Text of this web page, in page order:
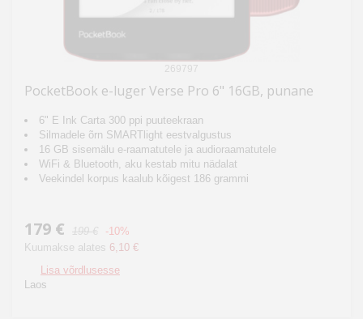
269797
PocketBook e-luger Verse Pro 6" 16GB, punane
6" E Ink Carta 300 ppi puuteekraan
Silmadele õrn SMARTlight eestvalgustus
16 GB sisemälu e-raamatutele ja audioraamatutele
WiFi & Bluetooth, aku kestab mitu nädalat
Veekindel korpus kaalub kõigest 186 grammi
179 € 199 €
-10%
Kuumakse alates 6,10 €
Lisa võrdlusesse
Laos